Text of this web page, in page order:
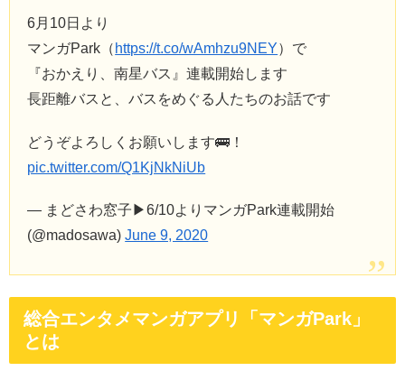
6月10日より
マンガPark（ https://t.co/wAmhzu9NEY）で
『おかえり、南星バス』連載開始します
長距離バスと、バスをめぐる人たちのお話です
どうぞよろしくお願いします🚌！
pic.twitter.com/Q1KjNkNiUb
— まどさわ窓子▶︎6/10よりマンガPark連載開始
(@madosawa)June 9, 2020
総合エンタメマンガアプリ「マンガPark」
とは